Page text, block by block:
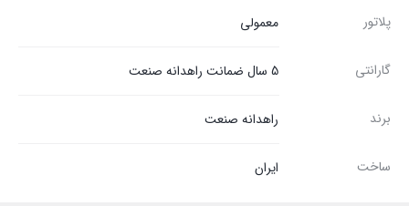
پلاتور معمولی
گارانتی 5 سال ضمانت راهدانه صنعت
برند راهدانه صنعت
ساخت ایران